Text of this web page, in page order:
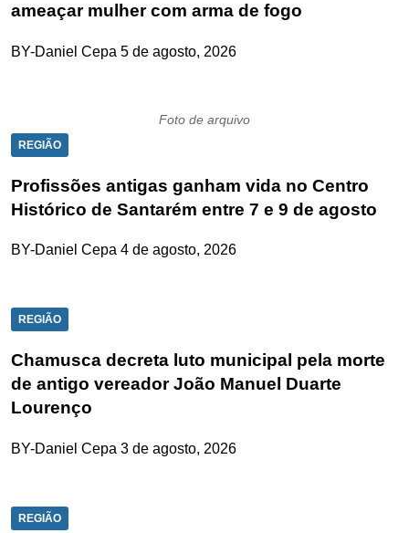
ameaçar mulher com arma de fogo
BY-Daniel Cepa 5 de agosto, 2026
Foto de arquivo
REGIÃO
Profissões antigas ganham vida no Centro
Histórico de Santarém entre 7 e 9 de agosto
BY-Daniel Cepa 4 de agosto, 2026
REGIÃO
Chamusca decreta luto municipal pela morte
de antigo vereador João Manuel Duarte
Lourenço
BY-Daniel Cepa 3 de agosto, 2026
REGIÃO